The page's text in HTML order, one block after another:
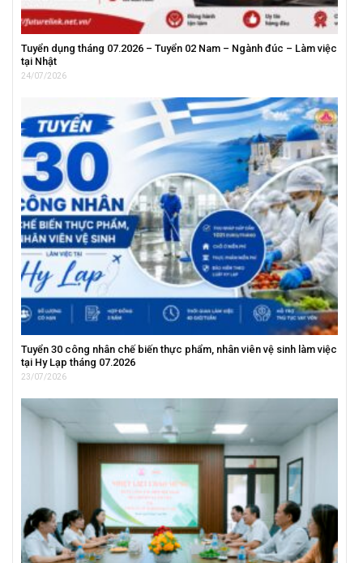
Tuyển dụng tháng 07.2026 – Tuyển 02 Nam – Ngành đúc – Làm việc
tại Nhật
24/07/2026
Tuyển 30 công nhân chế biến thực phẩm, nhân viên vệ sinh làm việc
tại Hy Lạp tháng 07.2026
23/07/2026